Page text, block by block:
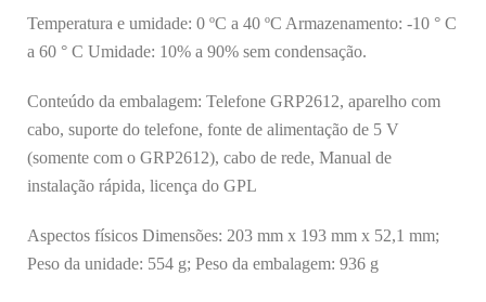
Temperatura e umidade: 0 ºC a 40 ºC Armazenamento: -10 ° C
a 60 ° C Umidade: 10% a 90% sem condensação.
Conteúdo da embalagem: Telefone GRP2612, aparelho com
cabo, suporte do telefone, fonte de alimentação de 5 V
(somente com o GRP2612), cabo de rede, Manual de
instalação rápida, licença do GPL
Aspectos físicos Dimensões: 203 mm x 193 mm x 52,1 mm;
Peso da unidade: 554 g; Peso da embalagem: 936 g